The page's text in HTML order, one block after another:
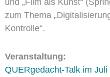
zum Thema
Kontrolle“.
Veranstaltung:
QUERgedacht-Talk im Juli